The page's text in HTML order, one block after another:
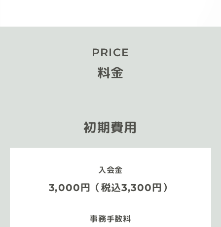
PRICE
料金
初期費用
入会金
3,000円（税込3,300円）
事務手数料